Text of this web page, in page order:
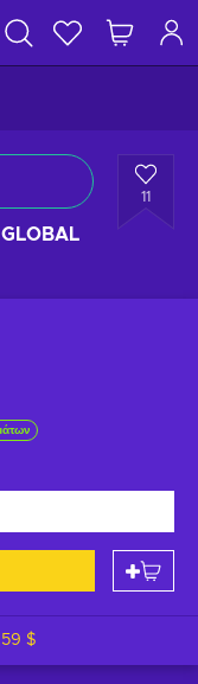
11
$